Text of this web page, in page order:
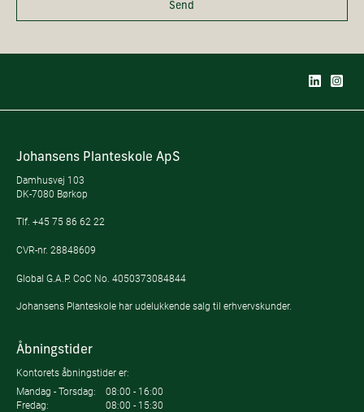
Send
Johansens Planteskole ApS
Damhusvej 103
DK-7080 Børkop
Tlf. +45 75 86 62 22
CVR-nr. 28848609
Global G.A.P. CoC No. 4050373084844
Johansens Planteskole har udelukkende salg til erhvervskunder.
Åbningstider
Kontorets åbningstider er:
Mandag - Torsdag:
08:00 - 16:00
Fredag:
08:00 - 15:30